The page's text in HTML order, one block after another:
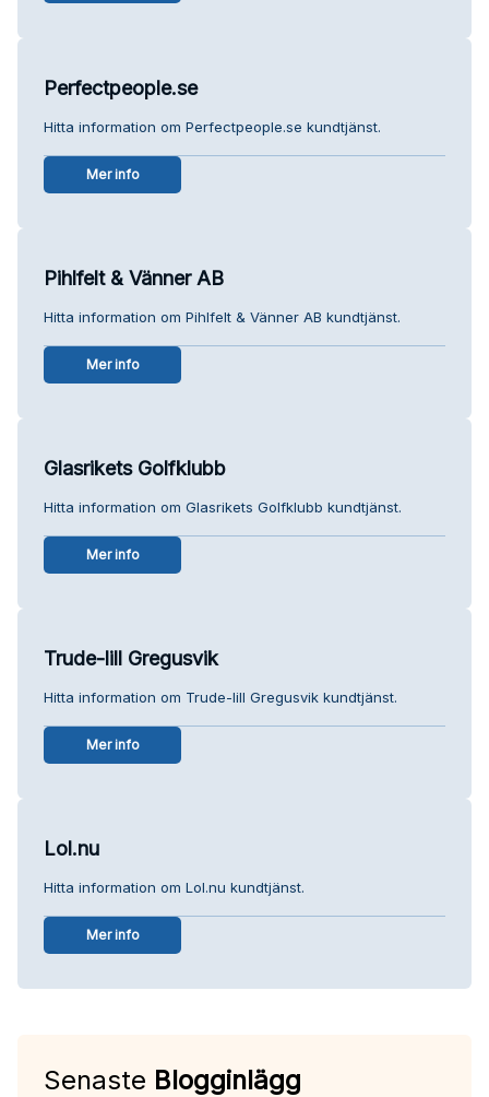
Perfectpeople.se
Hitta information om Perfectpeople.se kundtjänst.
Mer info
Pihlfelt & Vänner AB
Hitta information om Pihlfelt & Vänner AB kundtjänst.
Mer info
Glasrikets Golfklubb
Hitta information om Glasrikets Golfklubb kundtjänst.
Mer info
Trude-lill Gregusvik
Hitta information om Trude-lill Gregusvik kundtjänst.
Mer info
Lol.nu
Hitta information om Lol.nu kundtjänst.
Mer info
Senaste Blogginlägg